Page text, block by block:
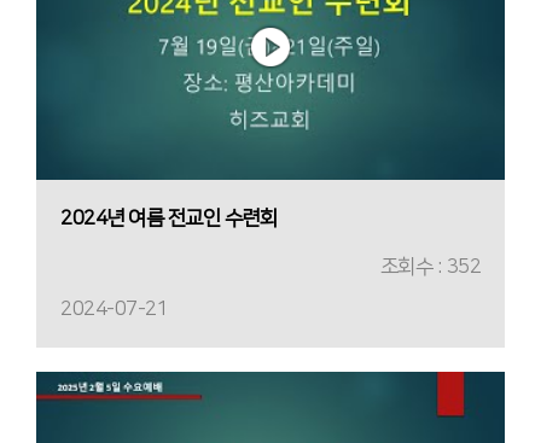
2024년 여름 전교인 수련회
조회수 : 352
2024-07-21